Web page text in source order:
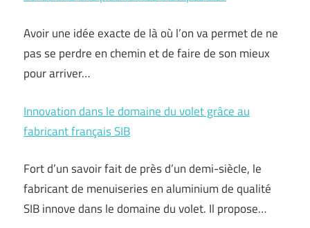
Avoir une idée exacte de là où l’on va permet de ne
pas se perdre en chemin et de faire de son mieux
pour arriver…
Innovation dans le domaine du volet grâce au
fabricant français SIB
Fort d’un savoir fait de près d’un demi-siècle, le
fabricant de menuiseries en aluminium de qualité
SIB innove dans le domaine du volet. Il propose…